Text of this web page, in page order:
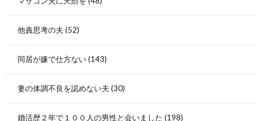
他責思考の夫 (52)
同居が嫌で仕方ない(143)
妻の体調不良を認めない夫 (30)
婚活歴２年で１００人の男性と会いました (198)